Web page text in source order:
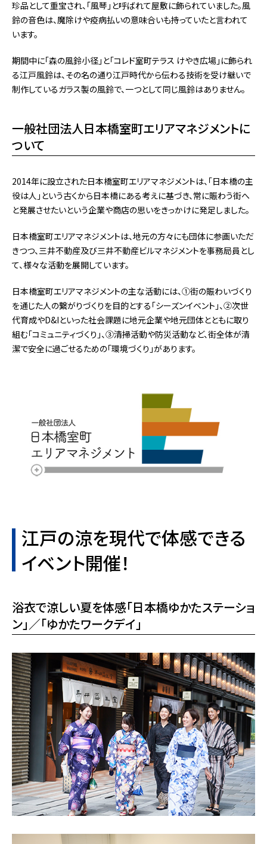
珍品として重宝され、「風琴」と呼ばれて屋敷に飾られていました。風
鈴の音色は、魔除けや疫病払いの意味合いも持っていたと言われて
います。
期間中に「森の風鈴小径」と「コレド室町テラス けやき広場」に飾られ
る江戸風鈴は、その名の通り江戸時代から伝わる技術を受け継いで
制作しているガラス製の風鈴で、一つとして同じ風鈴はありません。
一般社団法人日本橋室町エリアマネジメントに
ついて
2014年に設立された日本橋室町エリアマネジメントは、「日本橋の主
役は人」という古くから日本橋にある考えに基づき、常に賑わう街へ
と発展させたいという企業や商店の思いをきっかけに発足しました。
日本橋室町エリアマネジメントは、地元の方々にも団体に参画いただ
きつつ、三井不動産及び三井不動産ビルマネジメントを事務局員とし
て、様々な活動を展開しています。
日本橋室町エリアマネジメントの主な活動には、①街の賑わいづくり
を通じた人の繋がりづくりを目的とする「シーズンイベント」、②次世
代育成やD&Iといった社会課題に地元企業や地元団体とともに取り
組む「コミュニティづくり」、③清掃活動や防災活動など、街全体が清
潔で安全に過ごせるための「環境づくり」があります。
江戸の涼を現代で体感できる
イベント開催！
浴衣で涼しい夏を体感「日本橋ゆかたステーショ
ン」／「ゆかたワークデイ」